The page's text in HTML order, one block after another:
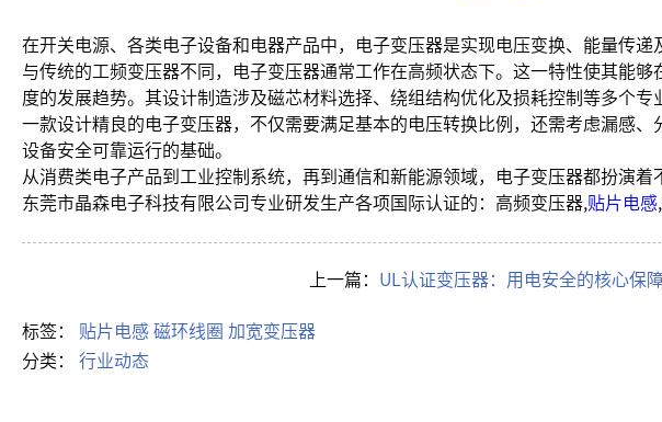
在开关电源、各类电子设备和电器产品中，电子变压器是实现电压变换、能量传
与传统的工频变压器不同，电子变压器通常工作在高频状态下。这一特性使其能
度的发展趋势。其设计制造涉及磁芯材料选择、绕组结构优化及损耗控制等多个专
一款设计精良的电子变压器，不仅需要满足基本的电压转换比例，还需考虑漏感
设备安全可靠运行的基础。
从消费类电子产品到工业控制系统，再到通信和新能源领域，电子变压器都扮演
东莞市晶森电子科技有限公司专业研发生产各项国际认证的：高频变压器,贴片电感
上一篇： UL认证变压器：用电安全的核心保
标签： 贴片电感磁环线圈 加宽变压器
分类： 行业动态